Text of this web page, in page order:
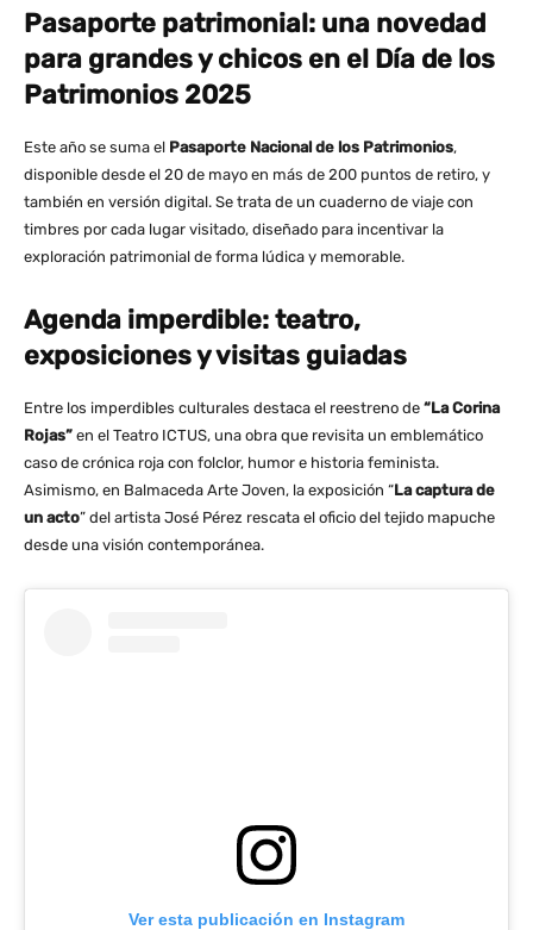
Pasaporte patrimonial: una novedad
para grandes y chicos en el Día de los
Patrimonios 2025
Este año se suma el Pasaporte Nacional de los Patrimonios,
disponible desde el 20 de mayo en más de 200 puntos de retiro, y
también en versión digital. Se trata de un cuaderno de viaje con
timbres por cada lugar visitado, diseñado para incentivar la
exploración patrimonial de forma lúdica y memorable.
Agenda imperdible: teatro,
exposiciones y visitas guiadas
Entre los imperdibles culturales destaca el reestreno de “La Corina
Rojas” en el Teatro ICTUS, una obra que revisita un emblemático
caso de crónica roja con folclor, humor e historia feminista.
Asimismo, en Balmaceda Arte Joven, la exposición “La captura de
un acto” del artista José Pérez rescata el oficio del tejido mapuche
desde una visión contemporánea.
Ver esta publicación en Instagram